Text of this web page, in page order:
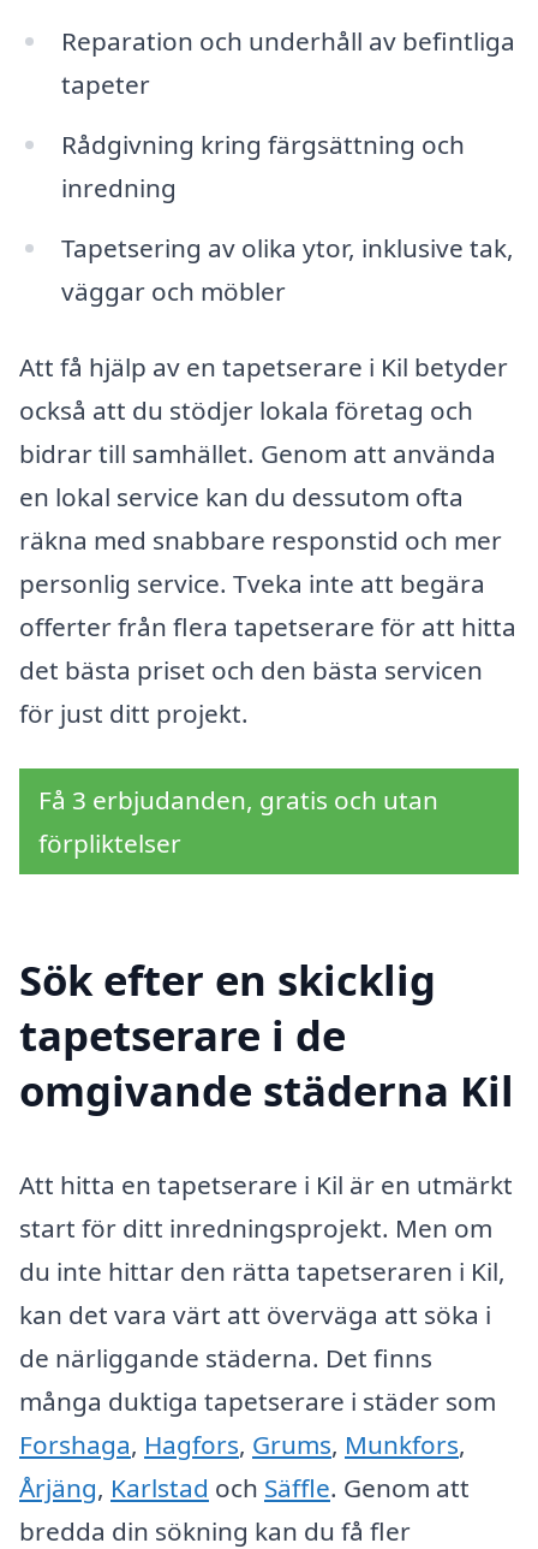
Reparation och underhåll av befintliga
tapeter
Rådgivning kring färgsättning och
inredning
Tapetsering av olika ytor, inklusive tak,
väggar och möbler
Att få hjälp av en tapetserare i Kil betyder
också att du stödjer lokala företag och
bidrar till samhället. Genom att använda
en lokal service kan du dessutom ofta
räkna med snabbare responstid och mer
personlig service. Tveka inte att begära
offerter från flera tapetserare för att hitta
det bästa priset och den bästa servicen
för just ditt projekt.
Få 3 erbjudanden, gratis och utan
förpliktelser
Sök efter en skicklig
tapetserare i de
omgivande städerna Kil
Att hitta en tapetserare i Kil är en utmärkt
start för ditt inredningsprojekt. Men om
du inte hittar den rätta tapetseraren i Kil,
kan det vara värt att överväga att söka i
de närliggande städerna. Det finns
många duktiga tapetserare i städer som
Forshaga, Hagfors, Grums, Munkfors,
Årjäng, Karlstad och Säffle. Genom att
bredda din sökning kan du få fler